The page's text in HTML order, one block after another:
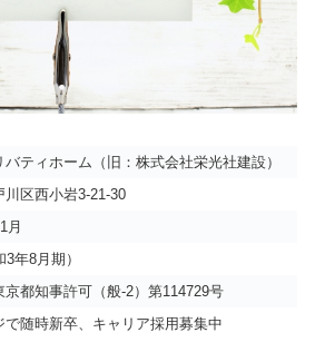
ティホーム（旧：株式会社栄光社建設）
川区西小岩3-21-30
月
年8月期）
都知事許可（般-2）第114729号
で随時新卒、キャリア採用募集中